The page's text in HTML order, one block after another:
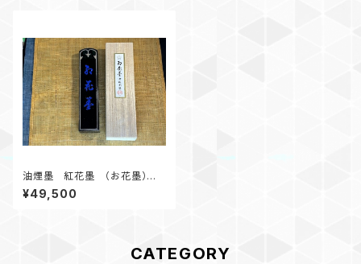
油煙墨 紅花墨 （お花墨）五
ツ星 10.0丁形
¥49,500
CATEGORY